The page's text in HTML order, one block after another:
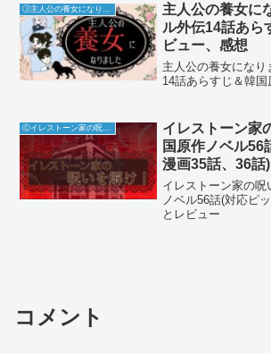
主人公の養女
ル外伝14話あら
ビュー、感想
主人公の養女にな
14話あらすじ＆韓
イレストーン家
国原作ノベル56
漫画35話、36話
ュー
イレストーン家の
ノベル56話(対応ピ
とレビュー
コメント